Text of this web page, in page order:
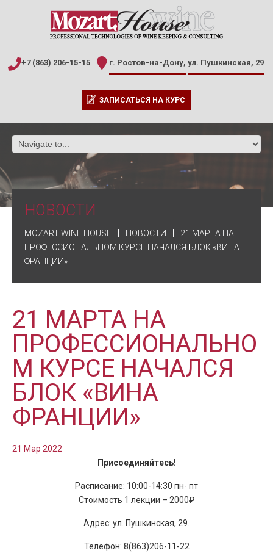
+7 (863) 206-15-15 г. Ростов-на-Дону, ул. Пушкинская, 29
ЗАПИСАТЬСЯ НА КУРС
НОВОСТИ
MOZART WINE HOUSE НОВОСТИ
21 МАРТА НА
ПРОФЕССИОНАЛЬНОМ КУРСЕ НАЧАЛСЯ БЛОК «ВИНА
ФРАНЦИИ»
21 МАРТА НА
ПРОФЕССИОНАЛЬНО
М КУРСЕ НАЧАЛСЯ
БЛОК «ВИНА
ФРАНЦИИ»
21 Мар 2022
Присоединяйтесь!
Расписание: 10:00-14:30 пн- пт
Стоимость 1 лекции – 2000₽
Адрес: ул. Пушкинская, 29.
Телефон: 8(863)206-11-22